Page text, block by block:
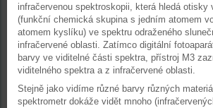
infračervenou spektroskopii, která hledá otisky
(funkční chemická skupina s jedním atomem
atomem kyslíku) ve spektru odraženého
infračervené oblasti. Zatímco digitální
barvy ve viditelné části spektra, přístroj M3
viditelného spektra a z infračervené oblasti.
Stejně jako vidíme různé barvy různých
spektrometr dokáže vidět mnoho